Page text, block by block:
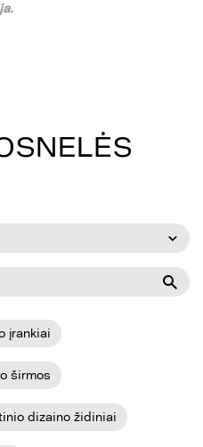
įrankiai
širmos
dizaino židiniai